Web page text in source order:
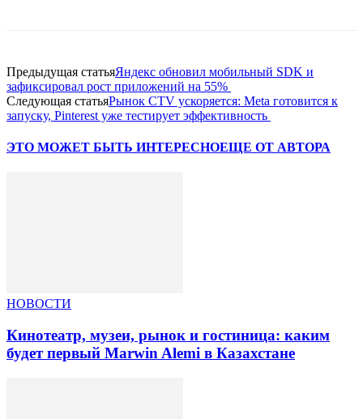
Предыдущая статьяЯндекс обновил мобильный SDK и
зафиксировал рост приложений на 55%
Следующая статьяРынок CTV ускоряется: Meta готовится к
запуску, Pinterest уже тестирует эффективность
ЭТО МОЖЕТ БЫТЬ ИНТЕРЕСНОЕЩЕ ОТ АВТОРА
НОВОСТИ
Кинотеатр, музеи, рынок и гостиница: каким
будет первый Marwin Alemi в Казахстане